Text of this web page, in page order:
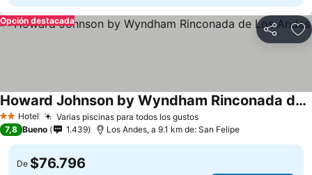
Compartir
Opción destacada
2 Estrellas
Hotel Varias piscinas para todos los gustosVer precios
Howard Johnson by Wyndham Rinconada de Los Andes
Ver precios
7,8 Bueno 1.439 Los Andes, a 9.1 km de: San Felipe
De $76.796